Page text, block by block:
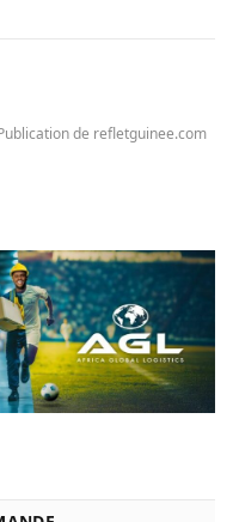
de refletguinee.com